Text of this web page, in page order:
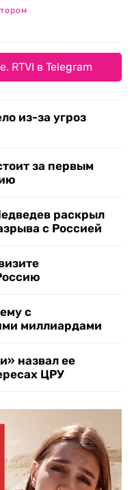
RTVI в Telegram
из-за угроз
за первым
раскрыл
с Россией
с
миллиардами
назвал ее
ЦРУ